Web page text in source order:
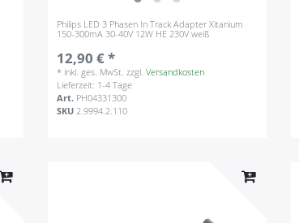
Philips LED 3 Phasen In Track Adapter Xitanium
150-300mA 30-40V 12W HE 230V weiß
12,90 € *
* inkl. ges. MwSt. zzgl.Versandkosten
Lieferzeit: 1-4 Tage
Art. PH04331300
SKU2.9994.2.110